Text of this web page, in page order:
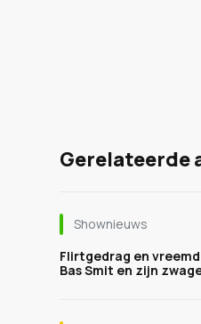
Gerelateerde
Shownieuws
Flirtgedrag en
Bas Smit en zijn